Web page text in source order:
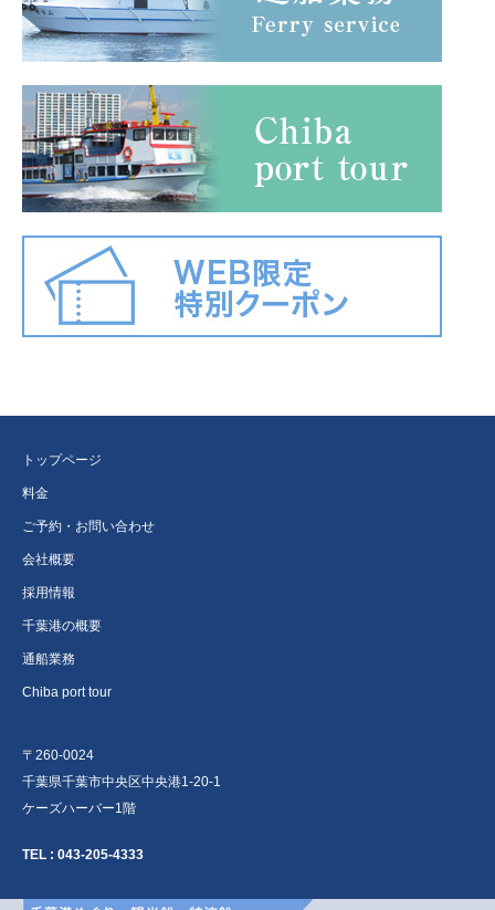
トップページ
料金
ご予約・お問い合わせ
会社概要
採用情報
千葉港の概要
通船業務
Chiba port tour
〒260-0024
千葉県千葉市中央区中央港1-20-1
ケーズハーバー1階
TEL : 043-205-4333